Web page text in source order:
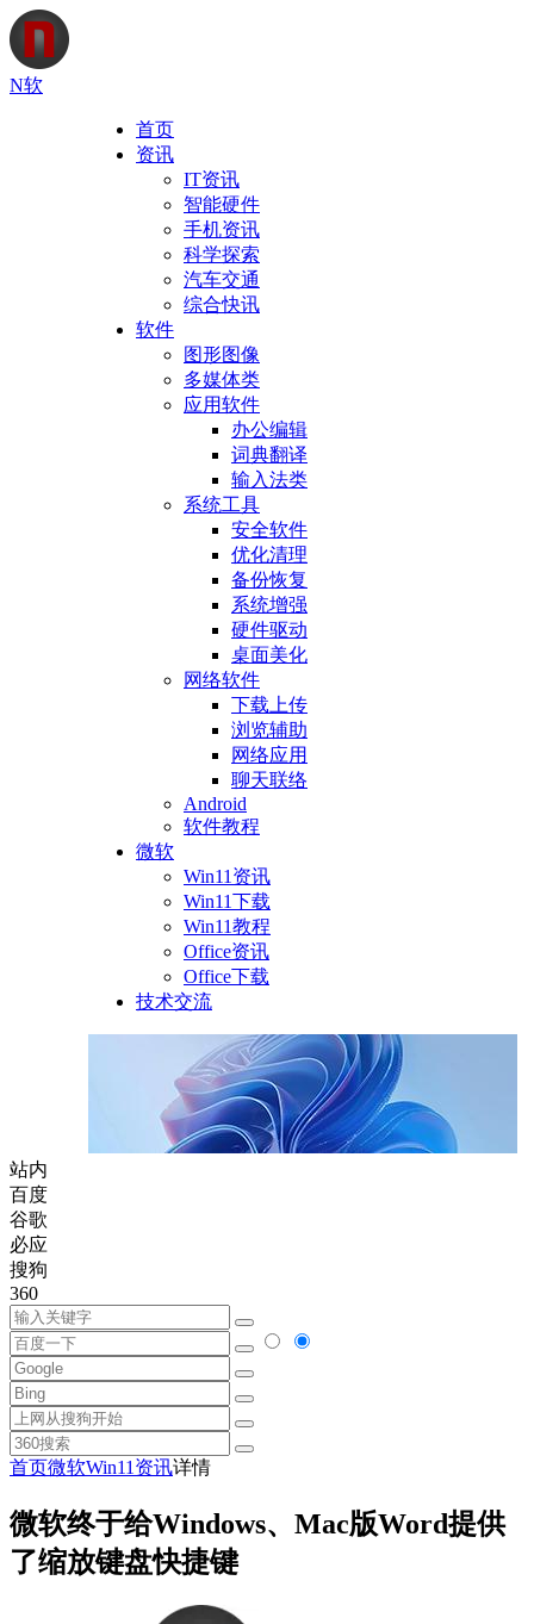
N软
首页
资讯
IT资讯
智能硬件
手机资讯
科学探索
汽车交通
综合快讯
软件
图形图像
多媒体类
应用软件
办公编辑
词典翻译
输入法类
系统工具
安全软件
优化清理
备份恢复
系统增强
硬件驱动
桌面美化
网络软件
下载上传
浏览辅助
网络应用
聊天联络
Android
软件教程
微软
Win11资讯
Win11下载
Win11教程
Office资讯
Office下载
技术交流
站内
百度
谷歌
必应
搜狗
360
首页微软Win11资讯详情
微软终于给Windows、Mac版Word提供
了缩放键盘快捷键